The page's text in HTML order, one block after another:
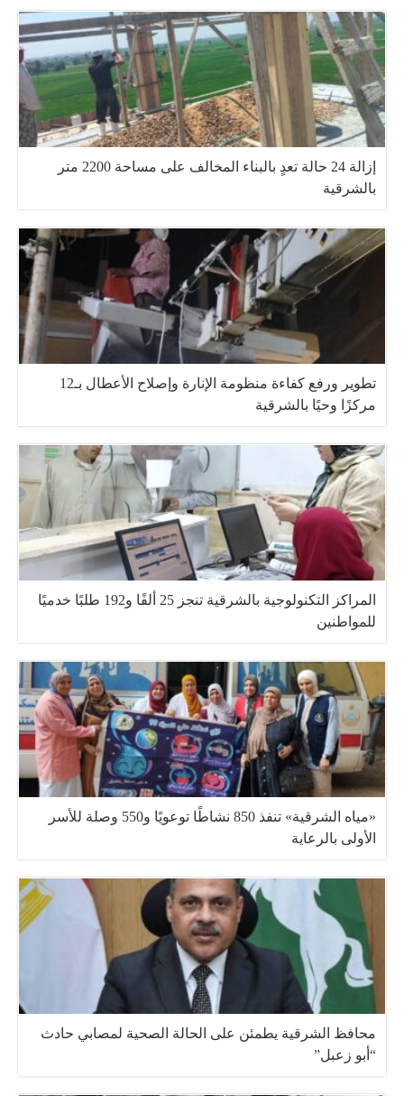
إزالة 24 حالة تعدٍ بالبناء المخالف على مساحة 2200 متر
بالشرقية
تطوير ورفع كفاءة منظومة الإنارة وإصلاح الأعطال بـ12
مركزًا وحيًا بالشرقية
المراكز التكنولوجية بالشرقية تنجز 25 ألفًا و192 طلبًا خدميًا
للمواطنين
«مياه الشرقية» تنفذ 850 نشاطًا توعويًا و550 وصلة للأسر
الأولى بالرعاية
محافظ الشرقية يطمئن على الحالة الصحية لمصابي حادث
“أبو زعبل”